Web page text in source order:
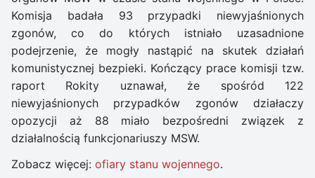
Komisja badała 93 przypadki niewyjaśnionych
zgonów, co do których istniało uzasadnione
podejrzenie, że mogły nastąpić na skutek działań
komunistycznej bezpieki. Kończący prace komisji tzw.
raport Rokity uznawał, że spośród 122
niewyjaśnionych przypadków zgonów działaczy
opozycji aż 88 miało bezpośredni związek z
działalnością funkcjonariuszy MSW.
Zobacz więcej: ofiary stanu wojennego.